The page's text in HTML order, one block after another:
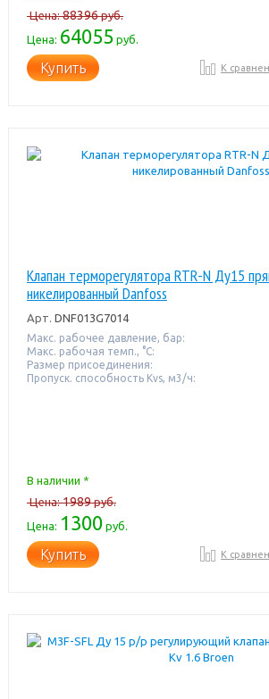
Цена:88396руб.
Цена: 64055руб.
Купить К
Клапан терморегулятора RTR-N Ду15
никелированный Danfoss
Арт. DNF013G7014
Макс. рабочее давление, бар:
Макс. рабочая темп., °С:
Размер присоединения:
Пропуск. способность Kvs, м3/ч:
В наличии *
Цена:1989руб.
Цена: 1300руб.
Купить К